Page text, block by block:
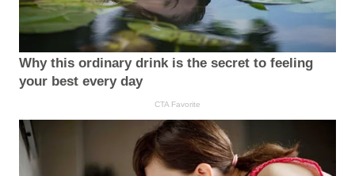
Why this ordinary drink is the secret to feeling
your best every day
CTA Favorite